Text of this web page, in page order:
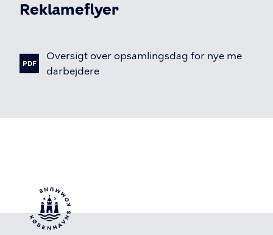
Reklameflyer
Fil
PDF
Oversigt over opsamlingsdag for nye me
darbejdere